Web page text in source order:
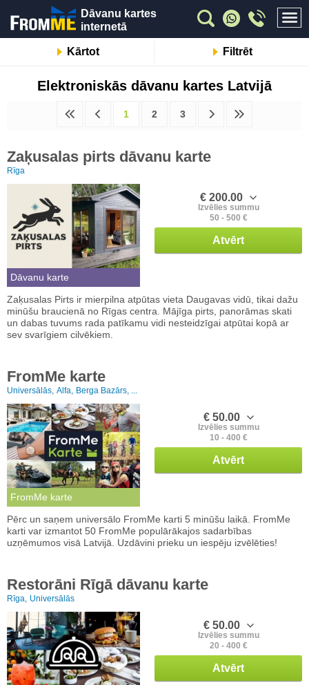
Dāvanu kartes
internetā
Kārtot Filtrēt
Elektroniskās dāvanu kartes Latvijā
1 2 3
Zaķusalas pirts dāvanu karte
Rīga
Dāvanu karte
€ 200.00
Izvēlies summu
50 - 500 €
Atvērt
Zaķusalas Pirts ir mierpilna atpūtas vieta Daugavas vidū, tikai dažu
minūšu braucienā no Rīgas centra. Mājīga pirts, panorāmas skati
un dabas tuvums rada patīkamu vidi nesteidzīgai atpūtai kopā ar
sev svarīgiem cilvēkiem.
FromMe karte
Universālās, Alfa, Berga Bazārs, ...
FromMe karte
€ 50.00
Izvēlies summu
10 - 400 €
Atvērt
Pērc un saņem universālo FromMe karti 5 minūšu laikā. FromMe
karti var izmantot 50 FromMe populārākajos sadarbības
uzņēmumos visā Latvijā. Uzdāvini prieku un iespēju izvēlēties!
Restorāni Rīgā dāvanu karte
Rīga, Universālās
€ 50.00
Izvēlies summu
20 - 400 €
Atvērt